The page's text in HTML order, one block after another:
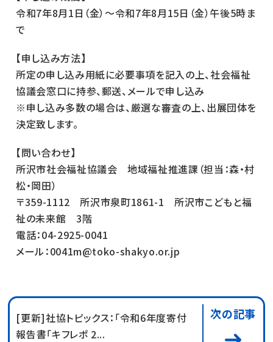
令和7年8月1日（金）～令和7年8月15日（金）午後5時ま
で
【申し込み方法】
所定の申し込み用紙に必要事項を記入の上、社会福祉
協議会窓口に持参、郵送、メールで申し込み
※申し込み多数の場合は、厳選な審査の上、出展団体を
決定致します。
【問い合わせ】
所沢市社会福祉協議会 地域福祉推進課（担当：森・村
松・岡田）
〒359-1112 所沢市泉町1861-1 所沢市こどもと福
祉の未来館 3階
電話：04-2925-0041
メール：0041m@toko-shakyo.or.jp
[更新]社協トピックス：「令和6年度寄付
報告書「キフレポ 2...
次の記事